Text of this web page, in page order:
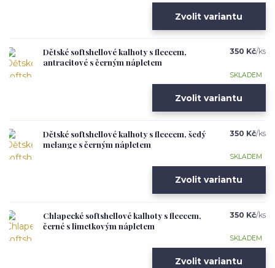
Zvolit variantu
Dětské softshellové kalhoty s fleecem,
antracitové s černým nápletem
350 Kč/ks
SKLADEM
Zvolit variantu
Dětské softshellové kalhoty s fleecem, šedý
melange s černým nápletem
350 Kč/ks
SKLADEM
Zvolit variantu
Chlapecké softshellové kalhoty s fleecem,
černé s limetkovým nápletem
350 Kč/ks
SKLADEM
Zvolit variantu